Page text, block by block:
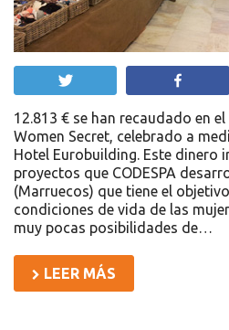
12.813 € se han recaudado en
Women Secret, celebrado a
Hotel Eurobuilding. Este dinero
proyectos que CODESPA
(Marruecos) que tiene el
condiciones de vida de las
muy pocas posibilidades de…
LEER MÁS